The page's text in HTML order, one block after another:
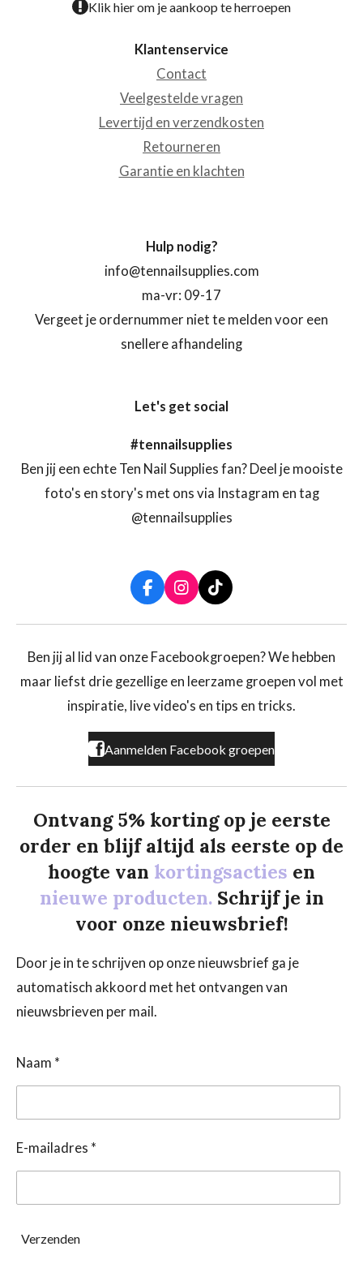
Klik hier om je aankoop te herroepen
Klantenservice
Contact
Veelgestelde vragen
Levertijd en verzendkosten
Retourneren
Garantie en klachten
Hulp nodig?
info@tennailsupplies.com
ma-vr: 09-17
Vergeet je ordernummer niet te melden voor een
snellere afhandeling
Let's get social
#tennailsupplies
Ben jij een echte Ten Nail Supplies fan? Deel je mooiste
foto's en story's met ons via Instagram en tag
@tennailsupplies
F
a
c
b
o
k
I
n
s
a
r
a
T
i
k
o
Ben jij al lid van onze Facebookgroepen? We hebben
maar liefst drie gezellige en leerzame groepen vol met
inspiratie, live video's en tips en tricks.
Aanmelden Facebook groepen
Ontvang 5% korting op je eerste
order en blijf altijd als eerste op de
hoogte van kortingsacties en
nieuwe producten. Schrijf je in
voor onze nieuwsbrief!
Door je in te schrijven op onze nieuwsbrief ga je
automatisch akkoord met het ontvangen van
nieuwsbrieven per mail.
Naam *
E-mailadres *
Verzenden